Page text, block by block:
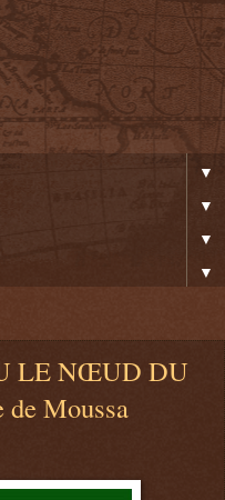
▼
▼
▼
▼
LE NŒUD DU
Moussa